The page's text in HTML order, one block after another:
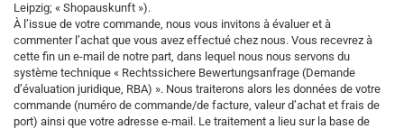
Leipzig; « Shopauskunft »).
À l’issue de votre commande, nous vous invitons à évaluer et à
commenter l’achat que vous avez effectué chez nous. Vous recevrez à
cette fin un e-mail de notre part, dans lequel nous nous servons du
système technique « Rechtssichere Bewertungsanfrage (Demande
d’évaluation juridique, RBA) ». Nous traiterons alors les données de votre
commande (numéro de commande/de facture, valeur d’achat et frais de
port) ainsi que votre adresse e-mail. Le traitement a lieu sur la base de